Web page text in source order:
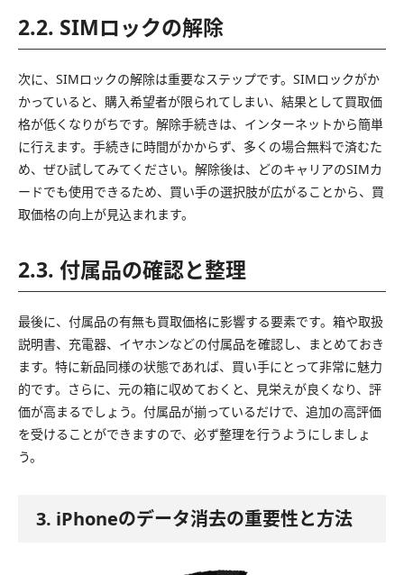
2.2. SIMロックの解除
次に、SIMロックの解除は重要なステップです。SIMロックがか
かっていると、購入希望者が限られてしまい、結果として買取価
格が低くなりがちです。解除手続きは、インターネットから簡単
に行えます。手続きに時間がかからず、多くの場合無料で済むた
め、ぜひ試してみてください。解除後は、どのキャリアのSIMカ
ードでも使用できるため、買い手の選択肢が広がることから、買
取価格の向上が見込まれます。
2.3. 付属品の確認と整理
最後に、付属品の有無も買取価格に影響する要素です。箱や取扱
説明書、充電器、イヤホンなどの付属品を確認し、まとめておき
ます。特に新品同様の状態であれば、買い手にとって非常に魅力
的です。さらに、元の箱に収めておくと、見栄えが良くなり、評
価が高まるでしょう。付属品が揃っているだけで、追加の高評価
を受けることができますので、必ず整理を行うようにしましょ
う。
3. iPhoneのデータ消去の重要性と方法